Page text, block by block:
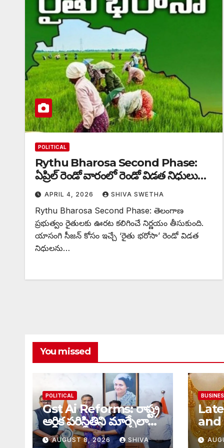
POLITICAL
Rythu Bharosa Second Phase:
ఏప్రిల్ రెండో వారంలో రెండో విడత నిధులు…
APRIL 4, 2026 SHIVA SWETHA
Rythu Bharosa Second Phase: తెలంగాణ
ప్రభుత్వం రైతులకు ఊరట కలిగించే నిర్ణయం తీసుకుంది.
యాసంగి సీజన్ కోసం ఇచ్చే ‘రైతు భరోసా’ రెండో విడత
నిధులను…
You missed
POLITICAL
Gst Ai Reforms: రాష్ట్ర
ఆర్థిక పరిస్థితిని మార్చేలా
వ్యూహం…
AUGUST 8, 2026 SHIVA
and